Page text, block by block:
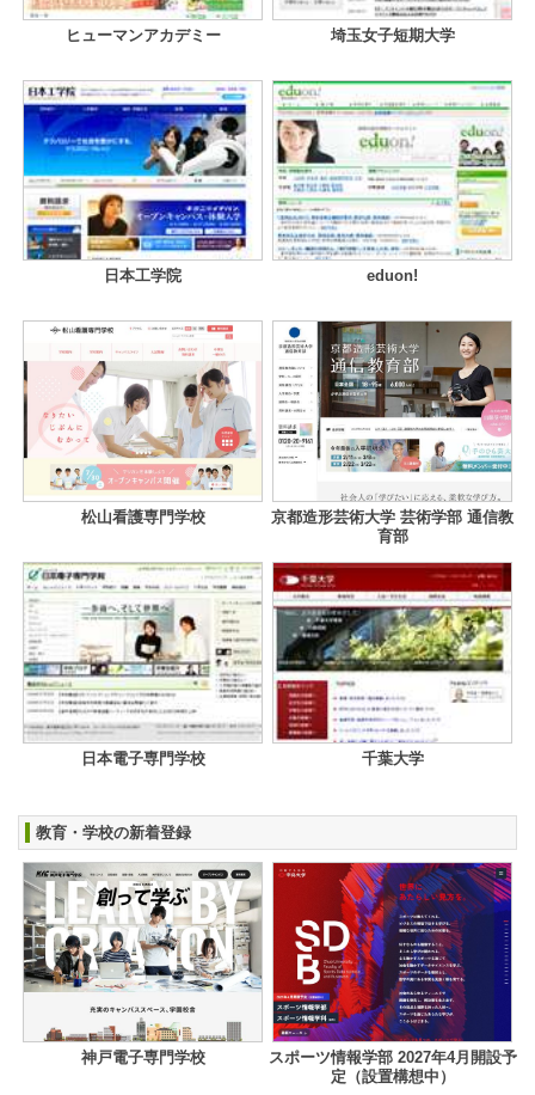
ヒューマンアカデミー 埼玉女子短期大学
日本工学院 eduon!
松山看護専門学校
京都造形芸術大学 芸術学部 通信教
育部
日本電子専門学校 千葉大学
教育・学校の新着登録
神戸電子専門学校
スポーツ情報学部 2027年4月開設予
定（設置構想中）